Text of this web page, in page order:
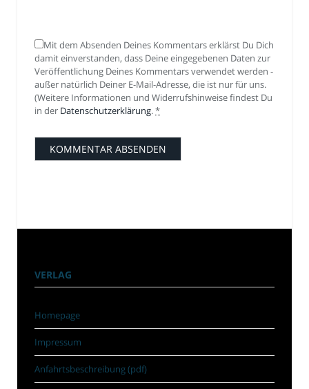
Mit dem Absenden Deines Kommentars erklärst Du Dich
damit einverstanden, dass Deine eingegebenen Daten zur
Veröffentlichung Deines Kommentars verwendet werden -
außer natürlich Deiner E-Mail-Adresse, die ist nur für uns.
(Weitere Informationen und Widerrufshinweise findest Du
in der Datenschutzerklärung.*
VERLAG
Homepage
Impressum
Anfahrtsbeschreibung (pdf)